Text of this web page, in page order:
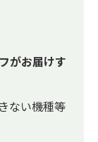
がお届けす
ない機種等